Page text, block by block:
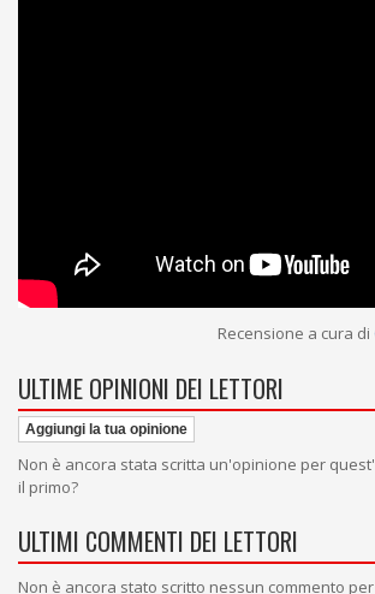
Recensione a cura di
ULTIME OPINIONI DEI LETTORI
Aggiungi la tua opinione
Non è ancora stata scritta un'opinione per
il primo?
ULTIMI COMMENTI DEI LETTORI
Non è ancora stato scritto nessun commento